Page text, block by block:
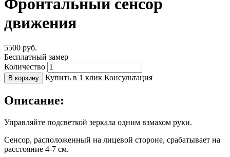
движения
5500 руб.
Бесплатный замер
Количество
В корзину Купить в 1 клик Консультация
Описание:
Управляйте подсветкой зеркала одним взмахом руки.
Сенсор, расположенный на лицевой стороне, срабатывает на
расстояние 4-7 см.